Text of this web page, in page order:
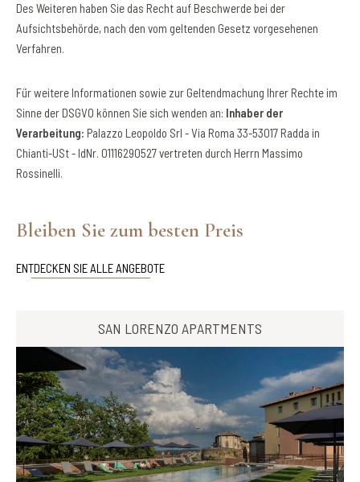
Des Weiteren haben Sie das Recht auf Beschwerde bei der
Aufsichtsbehörde, nach den vom geltenden Gesetz vorgesehenen
Verfahren.
Für weitere Informationen sowie zur Geltendmachung Ihrer Rechte im
Sinne der DSGVO können Sie sich wenden an: Inhaber der
Verarbeitung: Palazzo Leopoldo Srl - Via Roma 33-53017 Radda in
Chianti-USt - IdNr. 01116290527 vertreten durch Herrn Massimo
Rossinelli.
Bleiben Sie zum besten Preis
ENTDECKEN SIE ALLE ANGEBOTE
SAN LORENZO APARTMENTS